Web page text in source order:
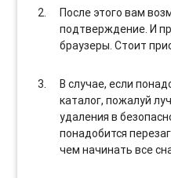
После этого вам
подтверждение. И
браузеры. Стоит
В случае, если
каталог, пожалуй
удаления в
понадобится
чем начинать все